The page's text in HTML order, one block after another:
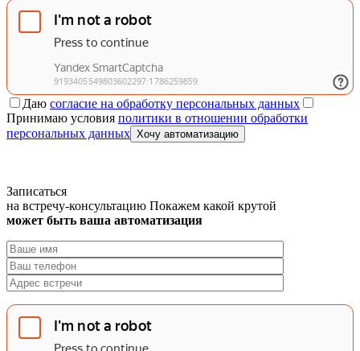
Даю согласие на обработку персональных данных
Принимаю условия политики в отношении обработки
персональных данных Хочу автоматизацию
Записаться
на встречу-консультацию Покажем какой крутой
может быть ваша автоматизация